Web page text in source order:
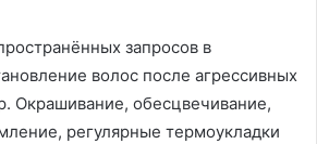
запросов в
волос после агрессивных
Окрашивание, обесцвечивание,
регулярные термоукладки